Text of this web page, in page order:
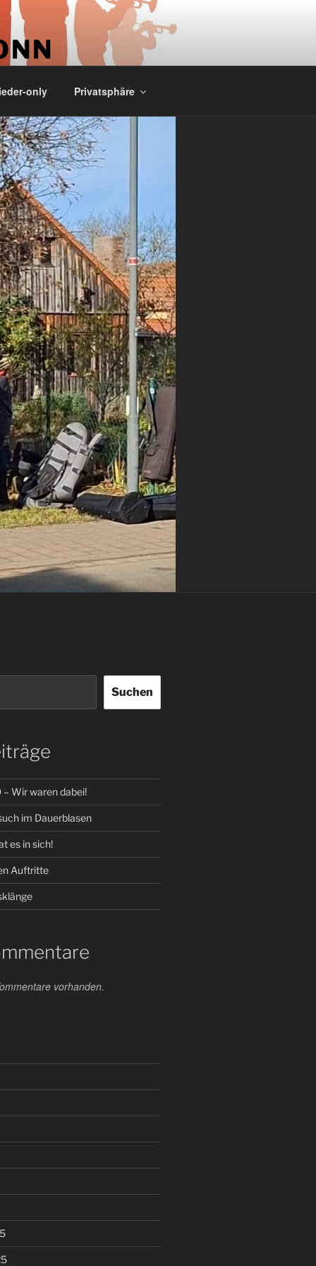
only Privatsphäre
Suchen
– Wir waren dabei!
im Dauerblasen
es in sich!
Auftritte
vorhanden.